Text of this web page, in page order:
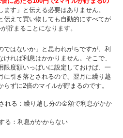
ます」と伝える必要はありません。
伝えて買い物しても自動的にすべてが
貯まることになります。
ではないか」と思われがちですが、利
れば利息はかかりません。そこで、
限度額いっぱいに設定しておけば、一
に引き落とされるので、翌月に繰り越
ずに2倍のマイルが貯まるのです。
れる：繰り越し分の金額で利息がかか
る：利息がかからない